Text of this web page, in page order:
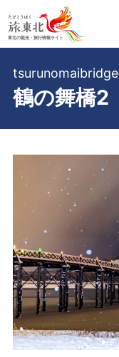
鶴の舞橋2
tsurunomaibridge